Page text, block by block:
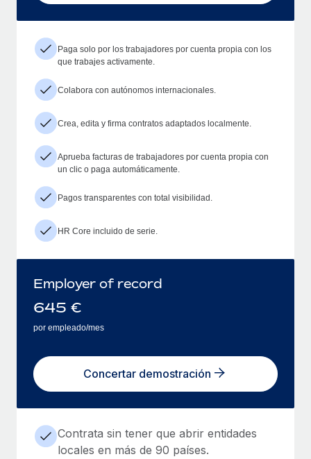
Paga solo por los trabajadores por cuenta propia con los
que trabajes activamente.
Colabora con autónomos internacionales.
Crea, edita y firma contratos adaptados localmente.
Aprueba facturas de trabajadores por cuenta propia con
un clic o paga automáticamente.
Pagos transparentes con total visibilidad.
HR Core incluido de serie.
Employer of record
645 €
por empleado/mes
Concertar demostración
Contrata sin tener que abrir entidades
locales en más de 90 países.